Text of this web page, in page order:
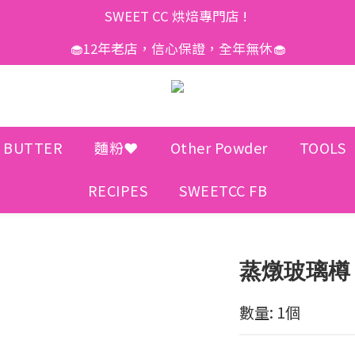
SWEET CC 烘焙專門店 !
🧁12年老店，信心保證，全年無休🧁
BUTTER 麵粉❤️ Other Powder TOOLS
RECIPES SWEETCC FB
蒸燉玻璃樽
數量: 1個